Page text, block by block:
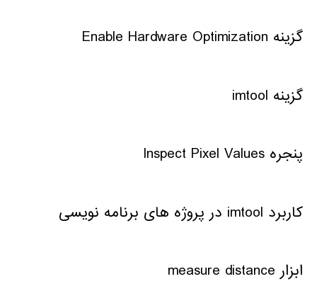
گزینه Enable Hardware Optimization
گزینه imtool
پنجره Inspect Pixel Values
کاربرد imtool در پروژه های برنامه نویسی
ابزار measure distance